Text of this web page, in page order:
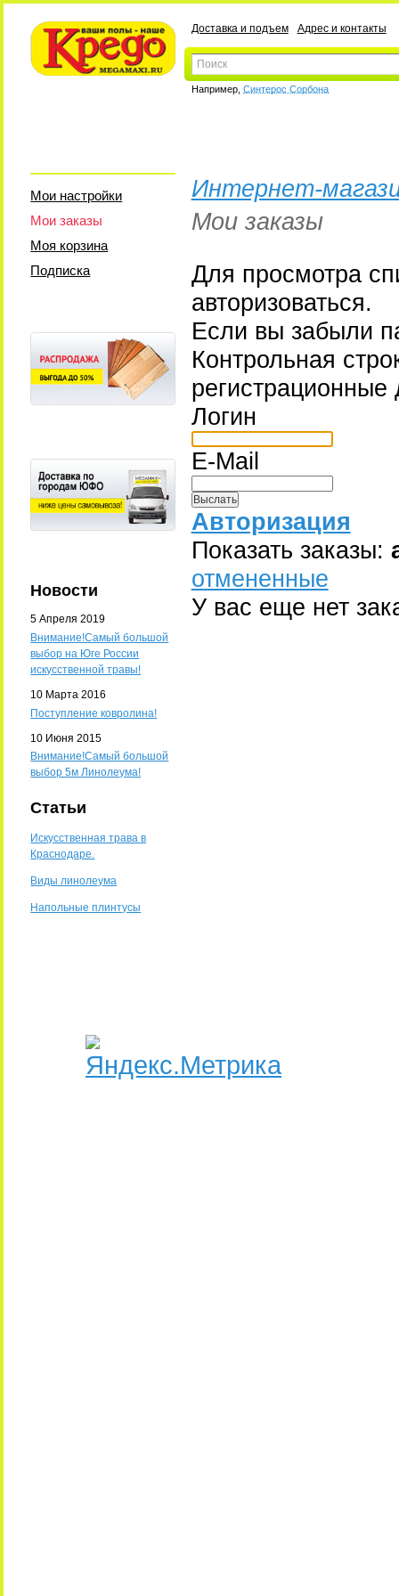
Доставка и подъем Адрес и контакты
Например, Синтерос Сорбона
Мои настройки
Мои заказы
Моя корзина
Подписка
Новости
5 Апреля 2019
Внимание!Самый большой
выбор на Юге России
искусственной травы!
10 Марта 2016
Поступление ковролина!
10 Июня 2015
Внимание!Самый большой
выбор 5м Линолеума!
Статьи
Искусственная трава в
Краснодаре.
Виды линолеума
Напольные плинтусы
Интернет-
Мои заказы
Для просмотра
авторизоваться.
Если вы забыли
Контрольная
Логин
E-Mail
Авторизация
Показать заказы:
отмененные
У вас еще нет